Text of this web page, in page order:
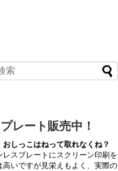
レート販売中！
しっこはねって取れなくね？
レスプレートにスクリーン印刷を
高いですが見栄えもよく、実際の